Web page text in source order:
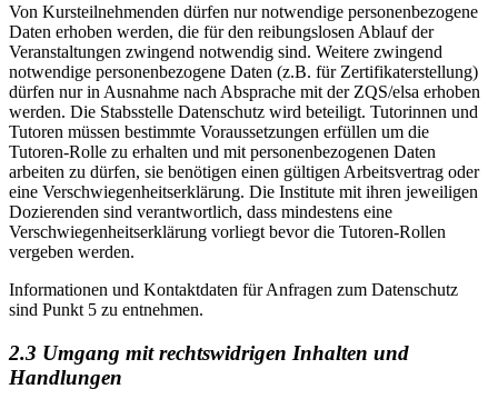
Von Kursteilnehmenden dürfen nur notwendige personenbezogene
Daten erhoben werden, die für den reibungslosen Ablauf der
Veranstaltungen zwingend notwendig sind. Weitere zwingend
notwendige personenbezogene Daten (z.B. für Zertifikaterstellung)
dürfen nur in Ausnahme nach Absprache mit der ZQS/elsa erhoben
werden. Die Stabsstelle Datenschutz wird beteiligt. Tutorinnen und
Tutoren müssen bestimmte Voraussetzungen erfüllen um die
Tutoren-Rolle zu erhalten und mit personenbezogenen Daten
arbeiten zu dürfen, sie benötigen einen gültigen Arbeitsvertrag oder
eine Verschwiegenheitserklärung. Die Institute mit ihren jeweiligen
Dozierenden sind verantwortlich, dass mindestens eine
Verschwiegenheitserklärung vorliegt bevor die Tutoren-Rollen
vergeben werden.
Informationen und Kontaktdaten für Anfragen zum Datenschutz
sind Punkt 5 zu entnehmen.
2.3 Umgang mit rechtswidrigen Inhalten und
Handlungen